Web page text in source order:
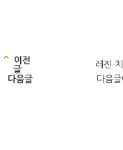
이전
글
레진
다음글
다음